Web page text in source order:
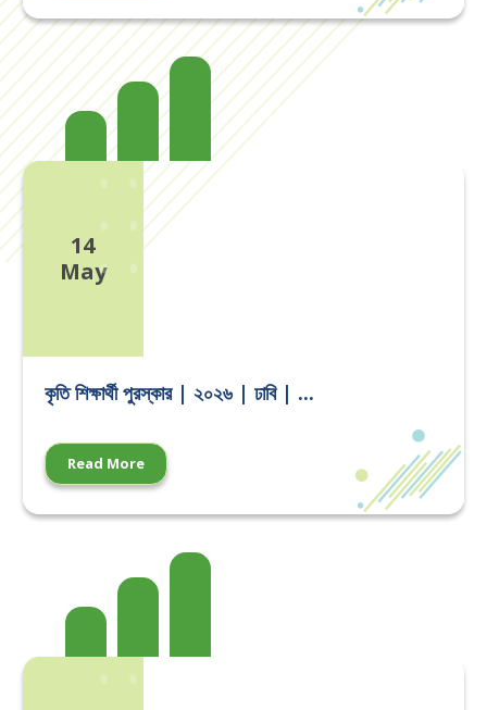
14
May
কৃতি শিক্ষার্থী পুরস্কার | ২০২৬ | ঢাবি | ...
Read More